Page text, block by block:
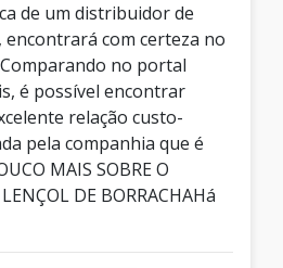
de um distribuidor de
encontrará com certeza no
no portal
é possível encontrar
relação custo-
pela companhia que é
MAIS SOBRE O
DE BORRACHAHá